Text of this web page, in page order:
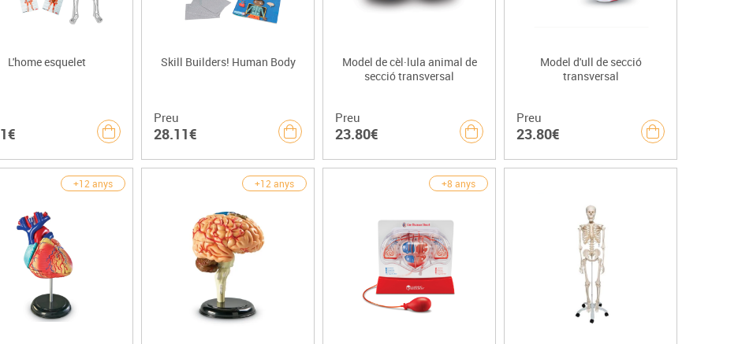
L'home esquelet Skill Builders! Human Body
Preu
28.11€
Model de cèl·lula animal de
secció transversal
Preu
23.80€
Model d'ull de secció
transversal
Preu
23.80€
+12 anys +12 anys +8 anys